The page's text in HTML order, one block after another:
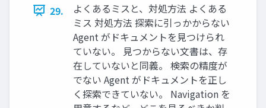
29.
よくあるミスと、対処方法 よくある
ミス 対処方法 探索に引っかからない
Agent がドキュメントを見つけられ
ていない。 見つからない文書は、存
在していないと同義。 検索の精度が
でない Agent がドキュメントを正し
く探索できていない。 Navigation を